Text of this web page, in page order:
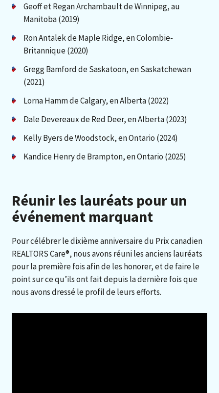
Geoff et Regan Archambault de Winnipeg, au
Manitoba (2019)
Ron Antalek de Maple Ridge, en Colombie-
Britannique (2020)
Gregg Bamford de Saskatoon, en Saskatchewan
(2021)
Lorna Hamm de Calgary, en Alberta (2022)
Dale Devereaux de Red Deer, en Alberta (2023)
Kelly Byers de Woodstock, en Ontario (2024)
Kandice Henry de Brampton, en Ontario (2025)
Réunir les lauréats pour un
événement marquant
Pour célébrer le dixième anniversaire du Prix canadien
REALTORS Care®, nous avons réuni les anciens lauréats
pour la première fois afin de les honorer, et de faire le
point sur ce qu’ils ont fait depuis la dernière fois que
nous avons dressé le profil de leurs efforts.